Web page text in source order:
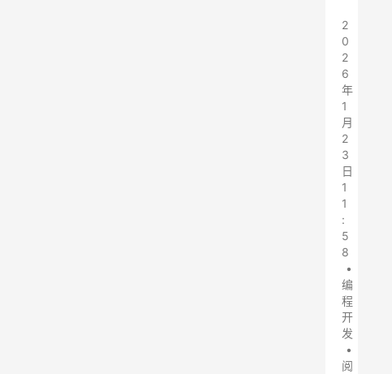
2
0
2
6
年
1
月
2
3
日
1
1
:
5
8
•
编
程
开
发
•
阅